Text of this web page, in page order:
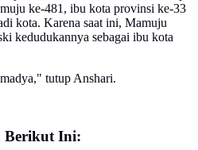
ke-481, ibu kota provinsi ke-33
kota. Karena saat ini, Mamuju
kedudukannya sebagai ibu kota
tutup Anshari.
Berikut Ini: